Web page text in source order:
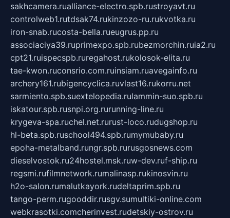
sakhcamera.rualliance-electro.spb.rustroyavt.ru
controlweb1.rutdsak74.rukinzozo-ru.rukvotka.ru
iron-snab.rucosta-bella.rueugrus.pp.ru
associaciya39.ruprimexpo.spb.rubezmorchin.ruia2.ru
cpt21.ruispecspb.ruregahost.rukolosok-elita.ru
tae-kwon.ruconsrio.com.ruinsiam.ruavegainfo.ru
archery161.rubigencyclica.ruvlast16.rukorru.net
sarmiento.spb.suextelopedia.rulammin-suo.spb.ru
iskatour.spb.rusnpi.org.rurunning-line.ru
krygeva-spa.ruchel.net.rurust-loco.rudugshop.ru
hl-beta.spb.ruschool494.spb.rumymubaby.ru
epoha-metalband.rungr.spb.rurusgosnews.com
dieselvostok.ru24hostel.msk.ruw-dev.ruf-ship.ru
regsmi.rufilmnetwork.rumalinasp.rukinosvin.ru
h2o-salon.rumalutkayork.rudeltaprim.spb.ru
tango-perm.rugooddir.rusgv.sumultiki-online.com
webkrasotki.comcherinvest.rudetskiy-ostrov.ru